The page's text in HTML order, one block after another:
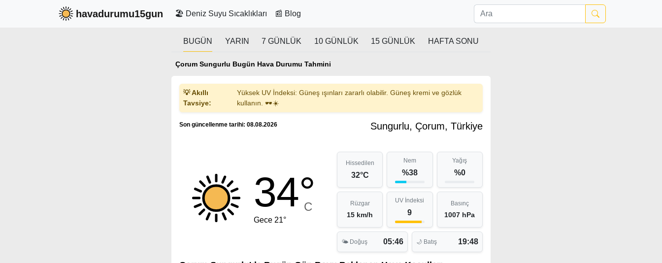
havadurumu15gun 🏖️ Deniz Suyu Sıcaklıkları 📰 Blog
BUGÜN YARIN 7 GÜNLÜK 10 GÜNLÜK 15 GÜNLÜK HAFTA SONU
Çorum Sungurlu Bugün Hava Durumu Tahmini
💡 Akıllı
Tavsiye:
Yüksek UV İndeksi: Güneş ışınları zararlı olabilir. Güneş kremi ve gözlük
kullanın. 🕶️☀️
Son güncellenme tarihi: 08.08.2026 Sungurlu, Çorum, Türkiye
34°
C
Gece 21°
Hissedilen
32°C
Nem
%38
Yağış
%0
Rüzgar
15 km/h
UV İndeksi
9
Basınç
1007 hPa
🌤 Doğuş 05:46 🌙 Batış 19:48